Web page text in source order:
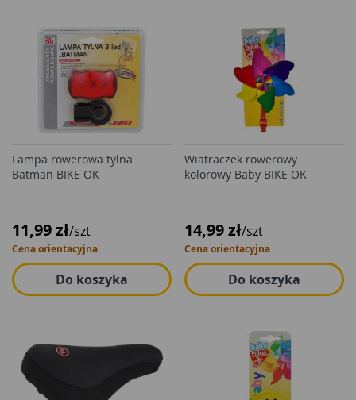
Lampa rowerowa tylna
Batman BIKE OK
11,99 zł/szt
Cena orientacyjna
Do koszyka
Wiatraczek rowerowy
kolorowy Baby BIKE OK
14,99 zł/szt
Cena orientacyjna
Do koszyka